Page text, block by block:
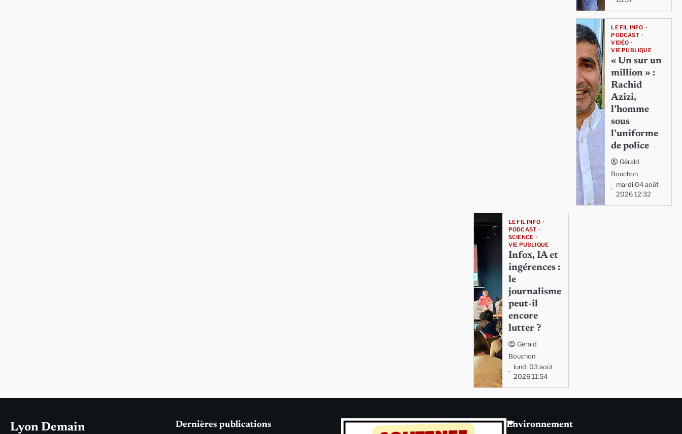
LE FIL INFO
PODCAST
VIDÉO
VIE PUBLIQUE
« Un sur un
million » :
Rachid
Azizi,
l’homme
sous
l’uniforme
de police
Gérald
Bouchon
mardi 04 août
2026 12:32
LE FIL INFO
PODCAST
SCIENCE
VIE PUBLIQUE
Infox, IA et
ingérences :
le
journalisme
peut-il
encore
lutter ?
Gérald
Bouchon
lundi 03 août
2026 11:54
Lyon Demain Dernières publications Environnement